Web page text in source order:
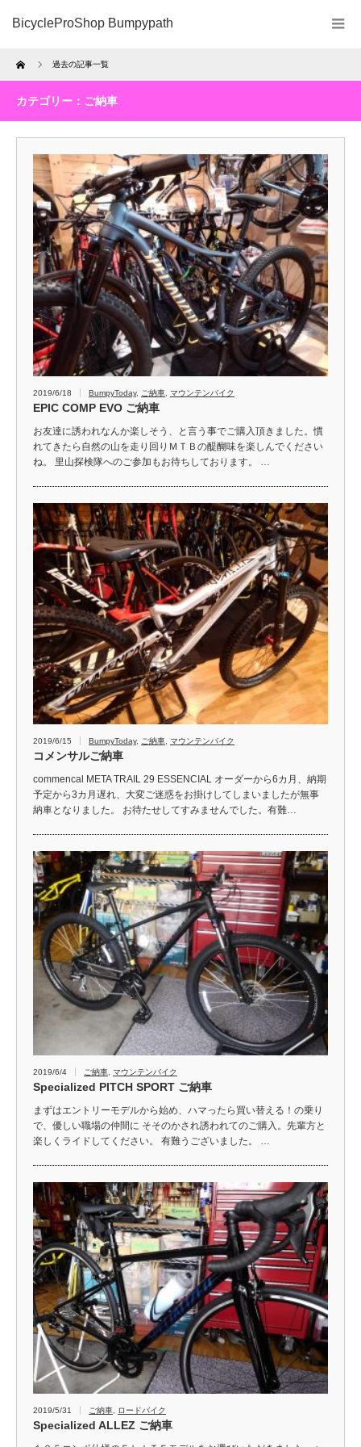
BicycleProShop Bumpypath
Home 過去の記事一覧
カテゴリー：ご納車
2019/6/18 BumpyToday, ご納車 マウンテンバイク
EPIC COMP EVO ご納車
お友達に誘われなんか楽しそう、と言う事でご購入頂きました。慣
れてきたら自然の山を走り回りＭＴＢの醍醐味を楽しんでください
ね。 里山探検隊へのご参加もお待ちしております。 …
2019/6/15 BumpyToday, ご納車 マウンテンバイク
コメンサルご納車
commencal META TRAIL 29 ESSENCIAL オーダーから6カ月、納期
予定から3カ月遅れ、大変ご迷惑をお掛けしてしまいましたが無事
納車となりました。 お待たせしてすみませんでした。有難…
2019/6/4 ご納車 マウンテンバイク
Specialized PITCH SPORT ご納車
まずはエントリーモデルから始め、ハマったら買い替える！の乗り
で、優しい職場の仲間に そそのかされ誘われてのご購入。先輩方と
楽しくライドしてください。 有難うございました。 …
2019/5/31 ご納車 ロードバイク
Specialized ALLEZ ご納車